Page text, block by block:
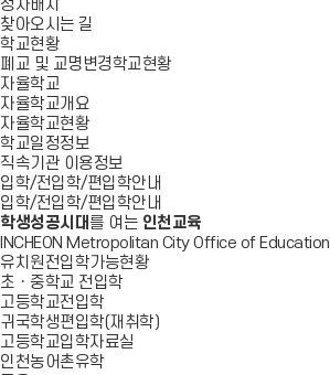
청사배치
찾아오시는 길
학교현황
폐교 및 교명변경학교현황
자율학교
자율학교개요
자율학교현황
학교일정정보
직속기관 이용정보
입학/전입학/편입학안내
입학/전입학/편입학안내
학생성공시대 를 여는 인천교육
INCHEON Metropolitan City Office of Education
유치원전입학가능현황
초ㆍ중학교 전입학
고등학교전입학
귀국학생편입학(재취학)
고등학교입학자료실
인천농어촌유학